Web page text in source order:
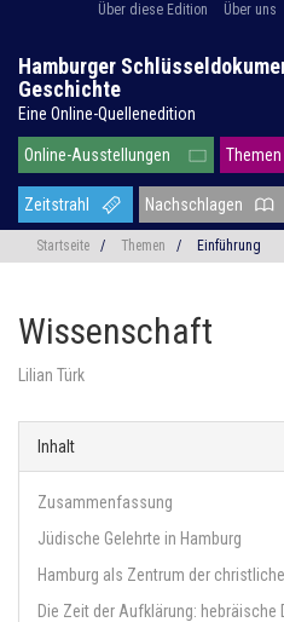
Über diese Edition Über uns
Hamburger
Geschichte
Eine Online-Quellenedition
Online-Ausstellungen Themen
Zeitstrahl Nachschlagen
Startseite / Themen / Einführung
Wissenschaft
Lilian Türk
Inhalt
Zusammenfassung
Jüdische Gelehrte in Hamburg
Hamburg als Zentrum der
Die Zeit der Aufklärung: hebräische